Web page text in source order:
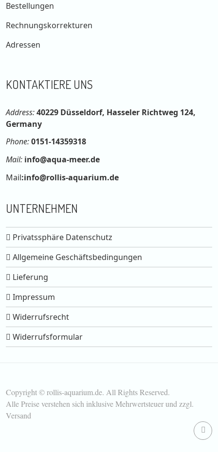
Bestellungen
Rechnungskorrekturen
Adressen
KONTAKTIERE UNS
Address:40229 Düsseldorf, Hasseler Richtweg 124,
Germany
Phone:0151-14359318
Mail: info@aqua-meer.de
Mail:info@rollis-aquarium.de
UNTERNEHMEN
Privatssphäre Datenschutz
Allgemeine Geschäftsbedingungen
Lieferung
Impressum
Widerrufsrecht
Widerrufsformular
Copyright © rollis-aquarium.de. All Rights Reserved.
Alle Preise verstehen sich inklusive Mehrwertsteuer und zzgl.
Versand